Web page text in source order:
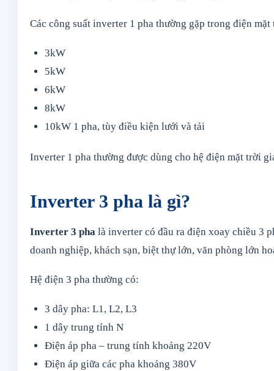
Các công suất inverter 1 pha thường gặp trong điện
3kW
5kW
6kW
8kW
10kW 1 pha, tùy điều kiện lưới và tải
Inverter 1 pha thường được dùng cho hệ điện mặt trời
Inverter 3 pha là gì?
Inverter 3 pha là inverter có đầu ra điện xoay chiều 3
doanh nghiệp, khách sạn, biệt thự lớn, văn phòng lớn
Hệ điện 3 pha thường có:
3 dây pha: L1, L2, L3
1 dây trung tính N
Điện áp pha – trung tính khoảng 220V
Điện áp giữa các pha khoảng 380V